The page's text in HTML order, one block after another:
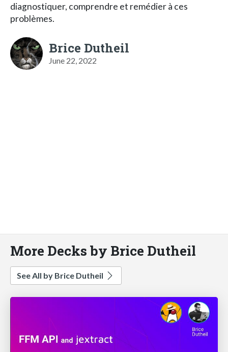
diagnostiquer, comprendre et remédier à ces
problèmes.
Brice Dutheil
June 22, 2022
More Decks by Brice Dutheil
See All by Brice Dutheil